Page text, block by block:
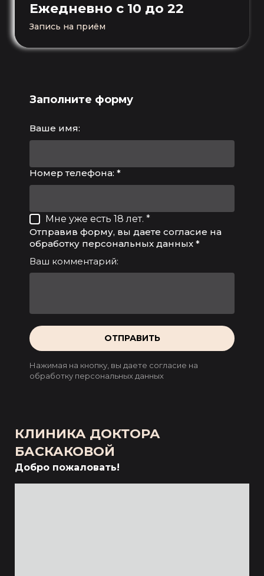
Ежедневно с 10 до 22
Запись на приём
Заполните форму
Ваше имя:
Номер телефона: *
Мне уже есть 18 лет. *
Отправив форму, вы даете согласие на
обработку персональных данных *
Ваш комментарий:
ОТПРАВИТЬ
Нажимая на кнопку, вы даете согласие на
обработку персональных данных
КЛИНИКА ДОКТОРА
БАСКАКОВОЙ
Добро пожаловать!